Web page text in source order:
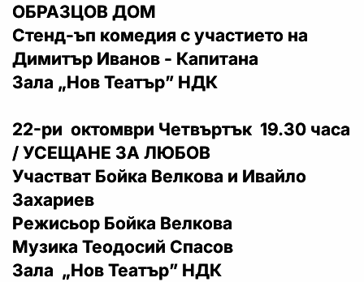
ОБРАЗЦОВ ДОМ
Стенд-ъп комедия с участието на
Димитър Иванов - Капитана
Зала „Нов Театър” НДК
22-ри октомври Четвъртък 19.30 часа
/ УСЕЩАНЕ ЗА ЛЮБОВ
Участват Бойка Велкова и Ивайло
Захариев
Режисьор Бойка Велкова
Музика Теодосий Спасов
Зала „Нов Театър” НДК